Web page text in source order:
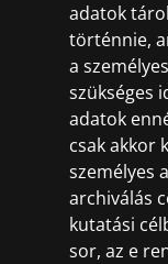
adatok
történnie,
a
szükséges
adatok
csak akkor
személyes
archiválás
kutatási
sor, az e